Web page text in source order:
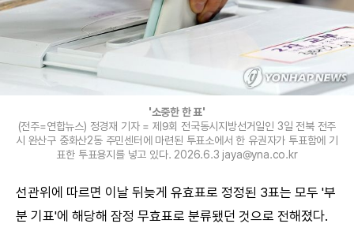
'소중한 한 표'
(전주=연합뉴스) 정경재 기자 = 제9회 전국동시지방선거일인 3일 전북 전주
시 완산구 중화산2동 주민센터에 마련된 투표소에서 한 유권자가 투표함에 기
표한 투표용지를 넣고 있다. 2026.6.3 jaya@yna.co.kr
선관위에 따르면 이날 뒤늦게 유효표로 정정된 3표는 모두 '부
분 기표'에 해당해 잠정 무효표로 분류됐던 것으로 전해졌다.